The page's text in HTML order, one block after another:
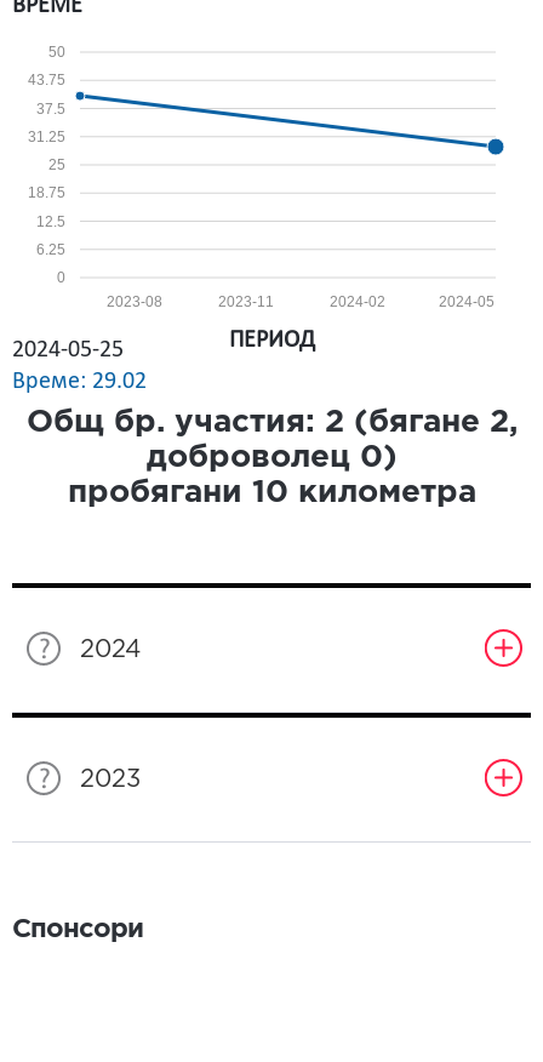
ВРЕМЕ
0
6.25
12.5
18.75
25
31.25
37.5
43.75
50
2024-05
2024-02
2023-11
2023-08
2024-05-25
Време: 29.02
ПЕРИОД
Общ бр. участия: 2 (бягане 2,
доброволец 0)
пробягани 10 километра
2024
2023
Спонсори